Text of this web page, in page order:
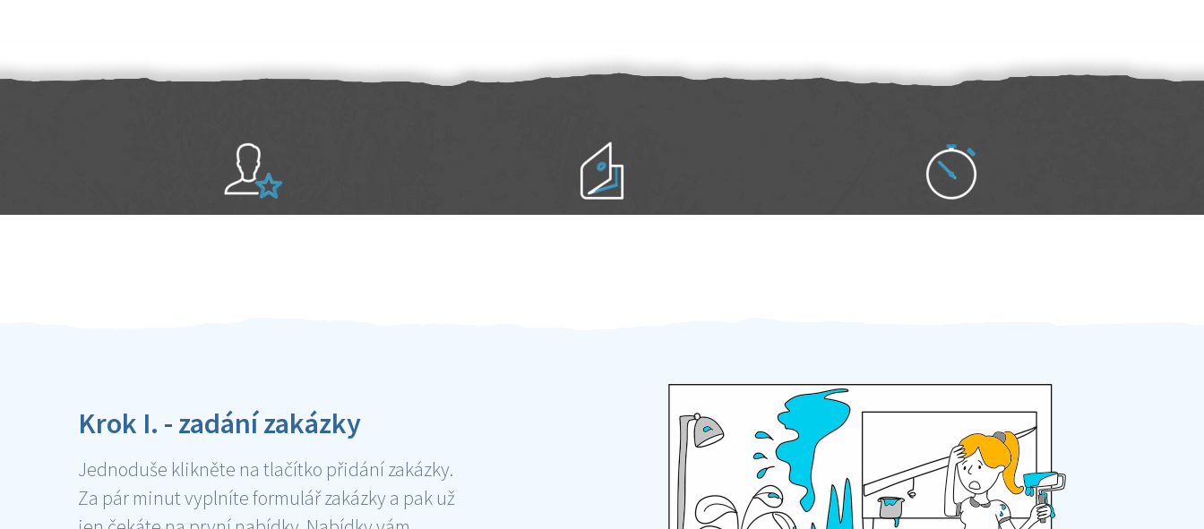
Krok I. - zadání zakázky
Jednoduše klikněte na tlačítko přidání zakázky.
Za pár minut vyplníte formulář zakázky a pak už